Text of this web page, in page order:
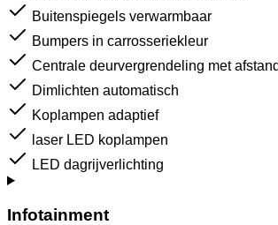
Buitenspiegels verwarmbaar
Bumpers in carrosseriekleur
Centrale deurvergrendeling met
Dimlichten automatisch
Koplampen adaptief
laser LED koplampen
LED dagrijverlichting
Infotainment